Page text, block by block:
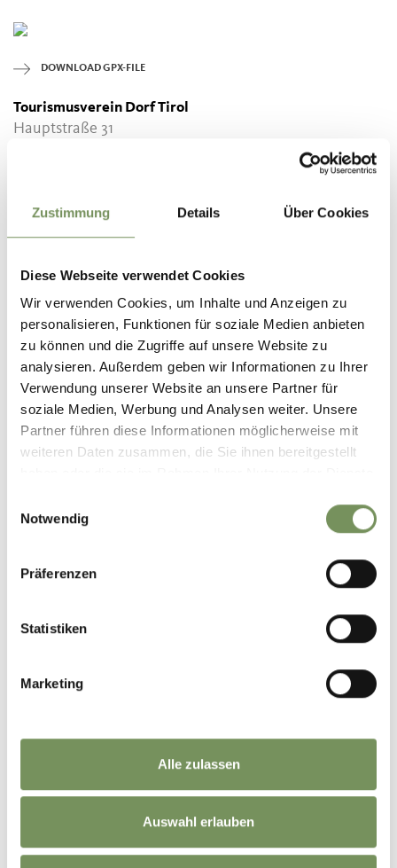
Zustimmung Details Über Cookies
Diese Webseite verwendet Cookies
Wir verwenden Cookies, um Inhalte und Anzeigen zu
personalisieren, Funktionen für soziale Medien anbieten
zu können und die Zugriffe auf unsere Website zu
analysieren. Außerdem geben wir Informationen zu Ihrer
Verwendung unserer Website an unsere Partner für
soziale Medien, Werbung und Analysen weiter. Unsere
Partner führen diese Informationen möglicherweise mit
weiteren Daten zusammen, die Sie ihnen bereitgestellt
Notwendig
Präferenzen
Statistiken
Marketing
Alle zulassen
Auswahl erlauben
DOWNLOAD GPX-FILE
Tourismusverein Dorf Tirol
Hauptstraße 31